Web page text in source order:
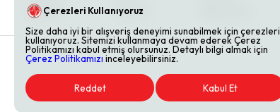
Siparişler
Favoriler
Çerezleri Kullanıyoruz
Size daha iyi bir alışveriş deneyimi sunabilmek için çerezleri
kullanıyoruz. Sitemizi kullanmaya devam ederek Çerez
Politikamızı kabul etmiş olursunuz. Detaylı bilgi almak için
Çerez Politikamızı inceleyebilirsiniz.
Reddet Kabul Et